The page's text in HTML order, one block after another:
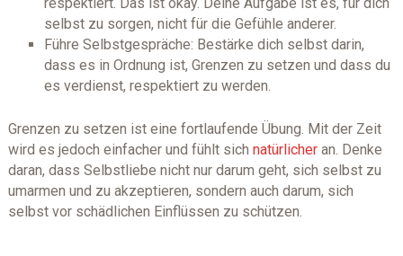
selbst zu sorgen, nicht für die Gefühle anderer.
Führe Selbstgespräche: Bestärke dich selbst darin,
dass es in Ordnung ist, Grenzen zu setzen und dass du
es verdienst, respektiert zu werden.
Grenzen zu setzen ist eine fortlaufende Übung. Mit der Zeit
wird es jedoch einfacher und fühlt sich natürlicheran. Denke
daran, dass Selbstliebe nicht nur darum geht, sich selbst zu
umarmen und zu akzeptieren, sondern auch darum, sich
selbst vor schädlichen Einflüssen zu schützen.